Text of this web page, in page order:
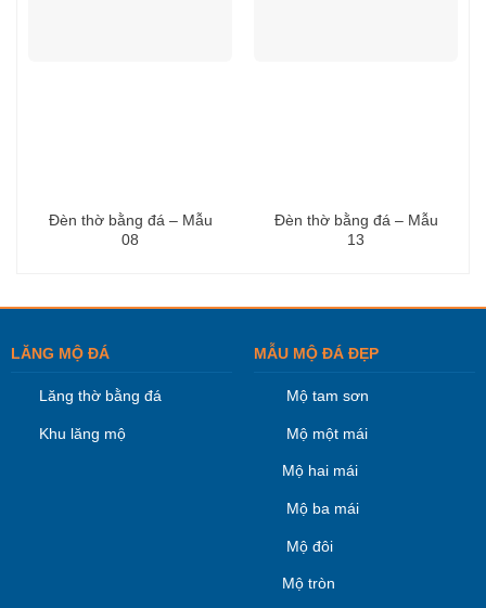
Đèn thờ bằng đá – Mẫu
08
Đèn thờ bằng đá – Mẫu
13
LĂNG MỘ ĐÁ
Lăng thờ bằng đá
Khu lăng mộ
MẪU MỘ ĐÁ ĐẸP
Mộ tam sơn
Mộ một mái
Mộ hai mái
Mộ ba mái
Mộ đôi
Mộ tròn